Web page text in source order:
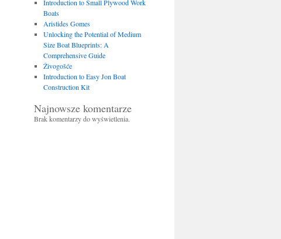
Introduction to Small Plywood Work
Boats
Aristides Gomes
Unlocking the Potential of Medium
Size Boat Blueprints: A
Comprehensive Guide
Živogošće
Introduction to Easy Jon Boat
Construction Kit
Najnowsze komentarze
Brak komentarzy do wyświetlenia.